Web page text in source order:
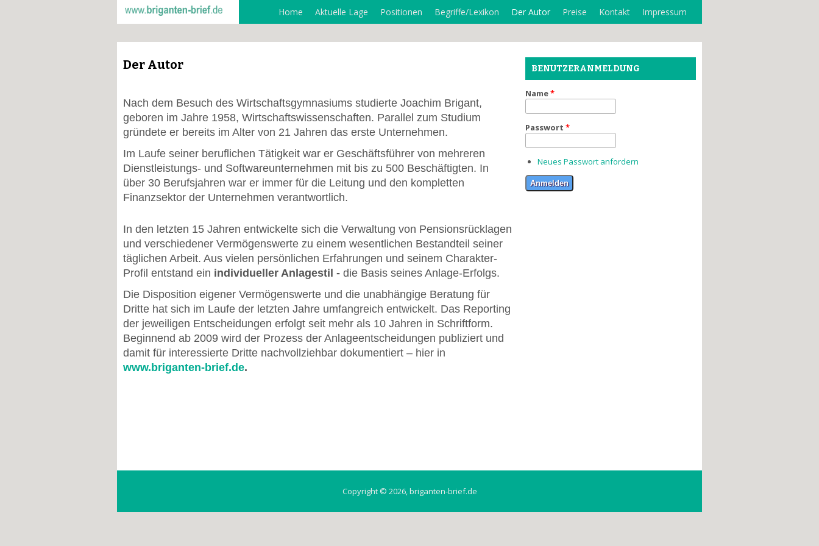
Home Aktuelle Lage Positionen Begriffe/Lexikon Der Autor Preise Kontakt Impressum
Der Autor
Nach dem Besuch des Wirtschaftsgymnasiums studierte Joachim Brigant,
geboren im Jahre 1958, Wirtschaftswissenschaften. Parallel zum Studium
gründete er bereits im Alter von 21 Jahren das erste Unternehmen.
Im Laufe seiner beruflichen Tätigkeit war er Geschäftsführer von mehreren
Dienstleistungs- und Softwareunternehmen mit bis zu 500 Beschäftigten. In
über 30 Berufsjahren war er immer für die Leitung und den kompletten
Finanzsektor der Unternehmen verantwortlich.
In den letzten 15 Jahren entwickelte sich die Verwaltung von Pensionsrücklagen
und verschiedener Vermögenswerte zu einem wesentlichen Bestandteil seiner
täglichen Arbeit. Aus vielen persönlichen Erfahrungen und seinem Charakter-
Profil entstand ein individueller Anlagestil - die Basis seines Anlage-Erfolgs.
Die Disposition eigener Vermögenswerte und die unabhängige Beratung für
Dritte hat sich im Laufe der letzten Jahre umfangreich entwickelt. Das Reporting
der jeweiligen Entscheidungen erfolgt seit mehr als 10 Jahren in Schriftform.
Beginnend ab 2009 wird der Prozess der Anlageentscheidungen publiziert und
damit für interessierte Dritte nachvollziehbar dokumentiert – hier in
www.briganten-brief.de.
BENUTZERANMELDUNG
Name*
Passwort *
Neues Passwort anfordern
Copyright © 2026, briganten-brief.de